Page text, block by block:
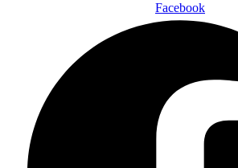
Facebook